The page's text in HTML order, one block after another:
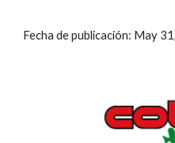
Fecha de publicación: May